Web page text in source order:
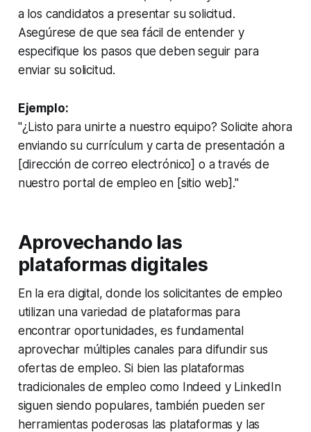
a los candidatos a presentar su solicitud.
Asegúrese de que sea fácil de entender y
especifique los pasos que deben seguir para
enviar su solicitud.
Ejemplo:
"¿Listo para unirte a nuestro equipo? Solicite ahora
enviando su currículum y carta de presentación a
[dirección de correo electrónico] o a través de
nuestro portal de empleo en [sitio web]."
Aprovechando las
plataformas digitales
En la era digital, donde los solicitantes de empleo
utilizan una variedad de plataformas para
encontrar oportunidades, es fundamental
aprovechar múltiples canales para difundir sus
ofertas de empleo. Si bien las plataformas
tradicionales de empleo como Indeed y LinkedIn
siguen siendo populares, también pueden ser
herramientas poderosas las plataformas y las